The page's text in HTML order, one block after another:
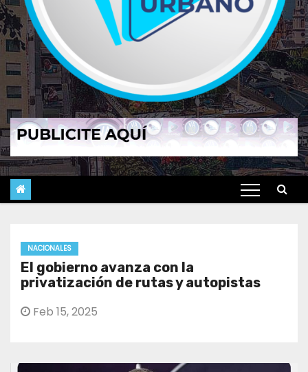
NACIONALES
El gobierno avanza con la
privatización de rutas y autopistas
Feb 15, 2025